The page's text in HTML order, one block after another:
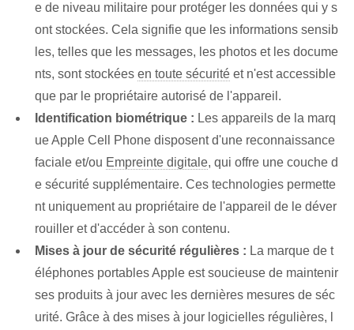
e de niveau militaire pour protéger les données qui y s
ont stockées. Cela signifie que les informations sensib
les, telles que les messages, les photos‌ et les docume
nts, sont stockées en toute sécurité et n'est accessible
que par le propriétaire autorisé de l'appareil.
Identification biométrique : Les appareils de la marq
ue Apple Cell Phone⁢ disposent d'une reconnaissance
faciale et/ou Empreinte digitale, qui offre une couche d
e sécurité supplémentaire. Ces technologies permette
nt uniquement au propriétaire de l'appareil de le déver
rouiller et d'accéder à son contenu.
Mises à jour de sécurité régulières : La marque de t
éléphones portables Apple est soucieuse de maintenir
ses produits à jour avec les dernières mesures de séc
urité. Grâce à des mises à jour logicielles régulières, l